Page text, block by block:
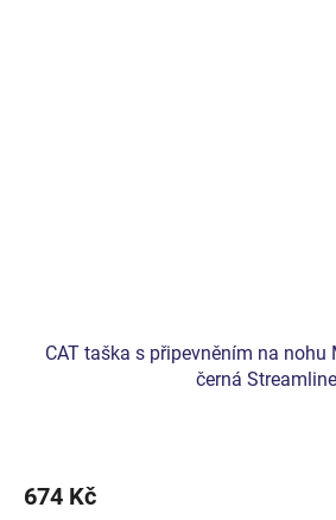
CAT taška s připevněním na nohu
černá Streamline
674 Kč